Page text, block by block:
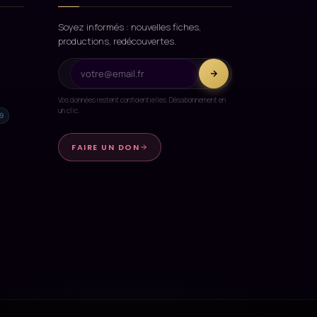
Soyez informés : nouvelles fiches,
productions, redécouvertes.
Vos données restent confidentielles. Désabonnement en
un clic.
FAIRE UN DON